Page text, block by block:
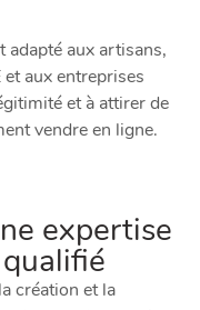
adapté aux artisans,
aux entreprises
et à attirer de
vendre en ligne.
expertise
création et la